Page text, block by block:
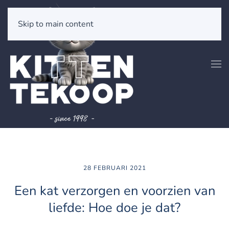
Skip to main content
28 FEBRUARI 2021
Een kat verzorgen en voorzien van
liefde: Hoe doe je dat?